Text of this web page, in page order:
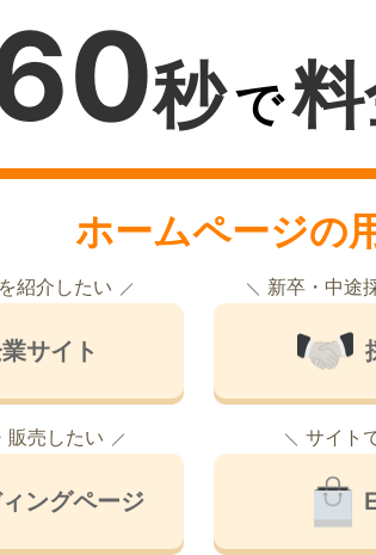
秒で
ホームページの
紹介したい
サイト
新卒・中途
販売したい
ングページ
サイト